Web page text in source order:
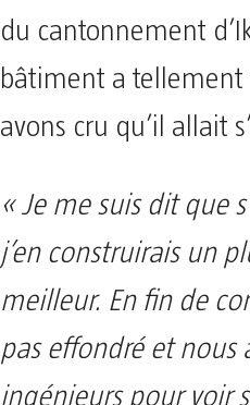
du cantonnement
bâtiment a tellement
avons cru qu’il allait
« Je me suis dit que
j’en construirais un
meilleur. En fin de
pas effondré et nous
ingénieurs pour voir